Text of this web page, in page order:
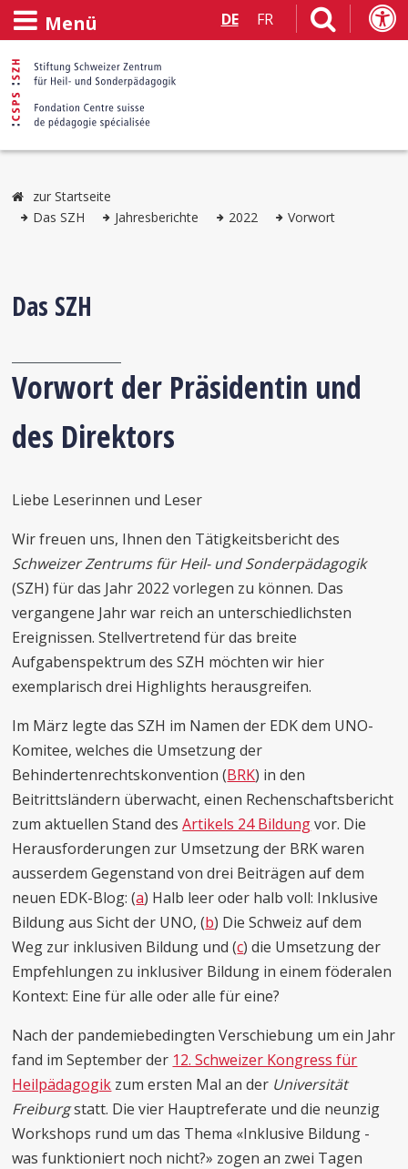
Menü DE FR
zur Startseite
Das SZH
Jahresberichte 2022 Vorwort
Das SZH
Vorwort der Präsidentin und
des Direktors
Liebe Leserinnen und Leser
Wir freuen uns, Ihnen den Tätigkeitsbericht des
Schweizer Zentrums für Heil- und Sonderpädagogik
(SZH) für das Jahr 2022 vorlegen zu können. Das
vergangene Jahr war reich an unterschiedlichsten
Ereignissen. Stellvertretend für das breite
Aufgabenspektrum des SZH möchten wir hier
exemplarisch drei Highlights herausgreifen.
Im März legte das SZH im Namen der EDK dem UNO-
Komitee, welches die Umsetzung der
Behindertenrechtskonvention (BRK) in den
Beitrittsländern überwacht, einen Rechenschaftsbericht
zum aktuellen Stand desArtikels 24 Bildungvor. Die
Herausforderungen zur Umsetzung der BRK waren
ausserdem Gegenstand von drei Beiträgen auf dem
neuen EDK-Blog: (a) Halb leer oder halb voll: Inklusive
Bildung aus Sicht der UNO, (b) Die Schweiz auf dem
Weg zur inklusiven Bildung und (c) die Umsetzung der
Empfehlungen zu inklusiver Bildung in einem föderalen
Kontext: Eine für alle oder alle für eine?
Nach der pandemiebedingten Verschiebung um ein Jahr
fand im September der 12. Schweizer Kongress für
Heilpädagogik zum ersten Mal an der Universität
Freiburgstatt. Die vier Hauptreferate und die neunzig
Workshops rund um das Thema «Inklusive Bildung -
was funktioniert noch nicht?» zogen an zwei Tagen